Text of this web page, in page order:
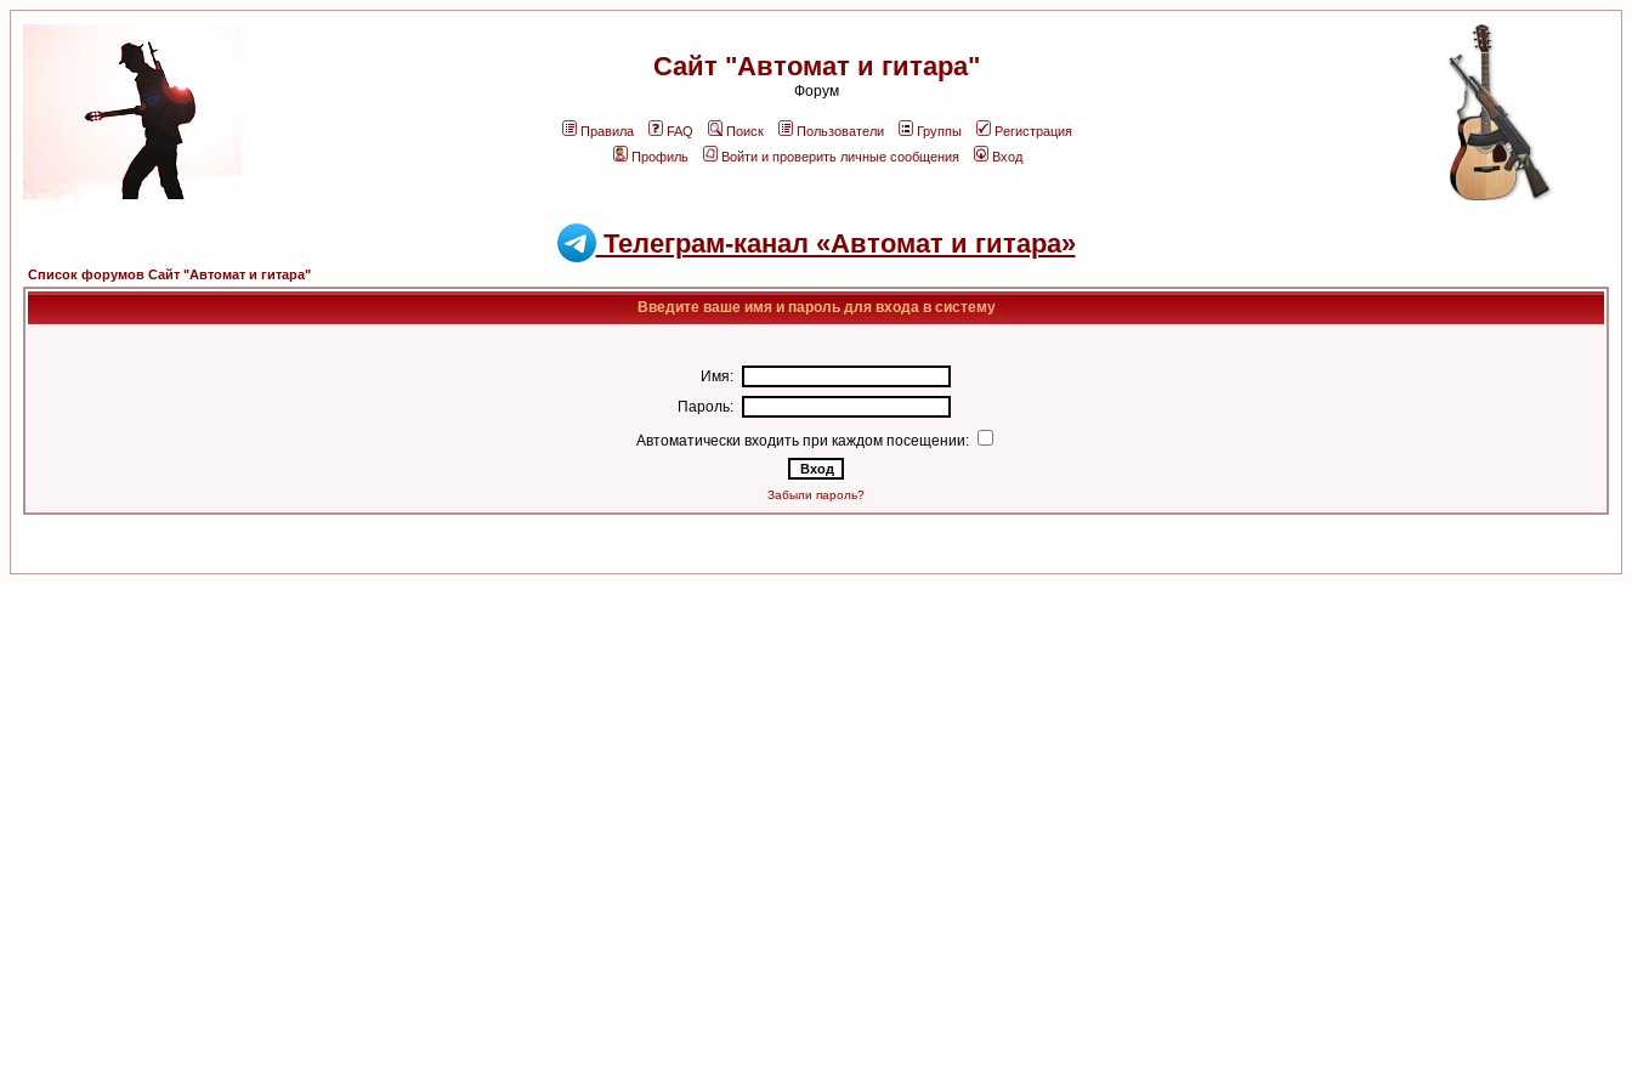
Сайт "Автомат и гитара"
Форум
Правила FAQ Поиск Пользователи Группы
Регистрация
Профиль
Войти и проверить личные сообщения Вход
Телеграм-канал «Автомат и гитара»
Список форумов Сайт "Автомат и гитара"
Введите ваше имя и пароль для входа в систему
Имя:
Пароль:
Автоматически входить при каждом посещении:
Забыли пароль?